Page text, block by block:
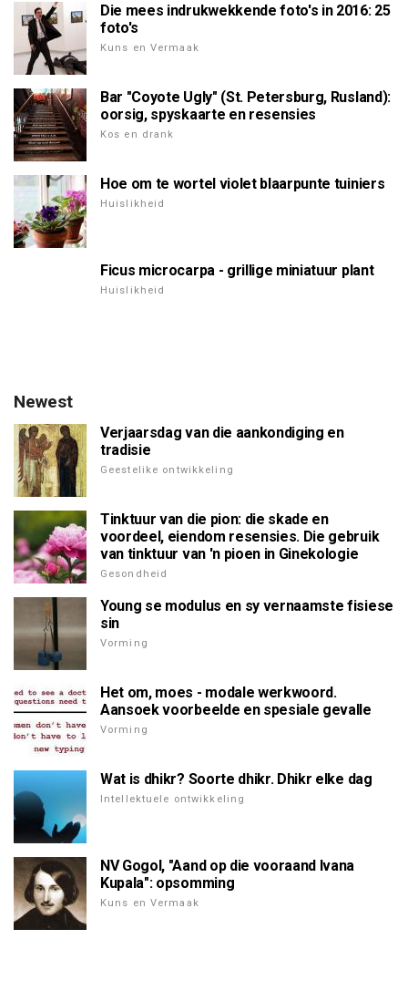
Die mees indrukwekkende foto's in 2016: 25
foto's
Kuns en Vermaak
Bar "Coyote Ugly" (St. Petersburg, Rusland):
oorsig, spyskaarte en resensies
Kos en drank
Hoe om te wortel violet blaarpunte tuiniers
Huislikheid
Ficus microcarpa - grillige miniatuur plant
Huislikheid
Newest
Verjaarsdag van die aankondiging en
tradisie
Geestelike ontwikkeling
Tinktuur van die pion: die skade en
voordeel, eiendom resensies. Die gebruik
van tinktuur van 'n pioen in Ginekologie
Gesondheid
Young se modulus en sy vernaamste fisiese
sin
Vorming
Het om, moes - modale werkwoord.
Aansoek voorbeelde en spesiale gevalle
Vorming
Wat is dhikr? Soorte dhikr. Dhikr elke dag
Intellektuele ontwikkeling
NV Gogol, "Aand op die vooraand Ivana
Kupala": opsomming
Kuns en Vermaak